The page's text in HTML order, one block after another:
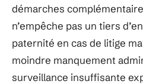
démarches
n’empêche pas un tiers
paternité en cas de litige
moindre manquement
surveillance insuffisante